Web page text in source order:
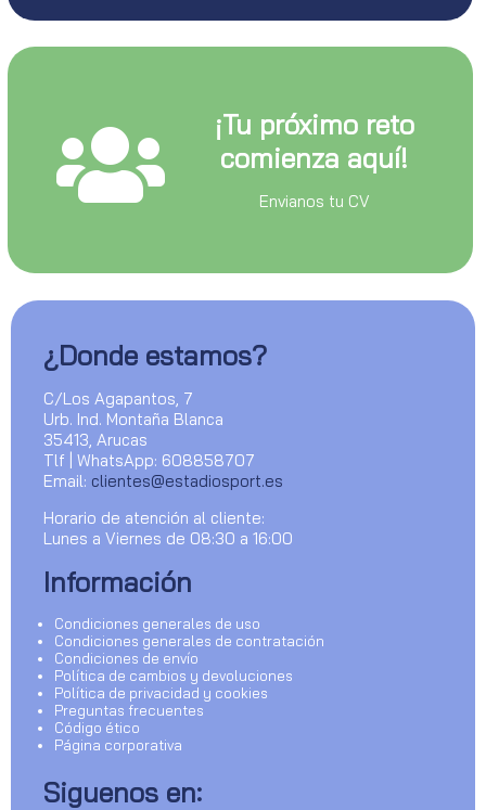
¡Tu próximo reto
comienza aquí!
Envianos tu CV
¿Donde estamos?
C/Los Agapantos, 7
Urb. Ind. Montaña Blanca
35413, Arucas
Tlf | WhatsApp: 608858707
Email: clientes@estadiosport.es
Horario de atención al cliente:
Lunes a Viernes de 08:30 a 16:00
Información
Condiciones generales de uso
Condiciones generales de contratación
Condiciones de envío
Política de cambios y devoluciones
Política de privacidad y cookies
Preguntas frecuentes
Código ético
Página corporativa
Siguenos en: